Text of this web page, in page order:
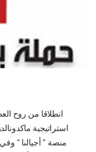
انطلاقا من روح
استراتيجية
منصة " أجيالنا "